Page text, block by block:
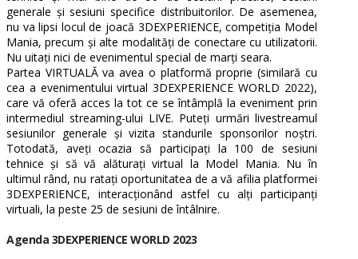
generale și sesiuni specifice distribuitorilor. De asemenea,
nu va lipsi locul de joacă 3DEXPERIENCE, competiția Model
Mania, precum și alte modalități de conectare cu utilizatorii.
Nu uitați nici de evenimentul special de marți seara.
Partea VIRTUALĂ va avea o platformă proprie (similară cu
cea a evenimentului virtual 3DEXPERIENCE WORLD 2022),
care vă oferă acces la tot ce se întâmplă la eveniment prin
intermediul streaming-ului LIVE. Puteți urmări livestreamul
sesiunilor generale și vizita standurile sponsorilor noștri.
Totodată, aveți ocazia să participați la 100 de sesiuni
tehnice și să vă alăturați virtual la Model Mania. Nu în
ultimul rând, nu ratați oportunitatea de a vă afilia platformei
3DEXPERIENCE, interacționând astfel cu alți participanți
virtuali, la peste 25 de sesiuni de întâlnire.
Agenda 3DEXPERIENCE WORLD 2023